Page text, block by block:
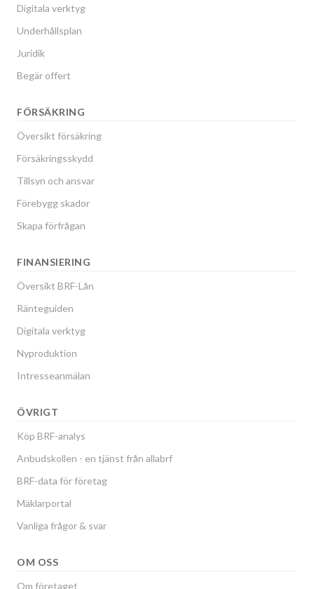
Digitala verktyg
Underhållsplan
Juridik
Begär offert
FÖRSÄKRING
Översikt försäkring
Försäkringsskydd
Tillsyn och ansvar
Förebygg skador
Skapa förfrågan
FINANSIERING
Översikt BRF-Lån
Ränteguiden
Digitala verktyg
Nyproduktion
Intresseanmälan
ÖVRIGT
Köp BRF-analys
Anbudskollen - en tjänst från allabrf
BRF-data för företag
Mäklarportal
Vanliga frågor & svar
OM OSS
Om företaget